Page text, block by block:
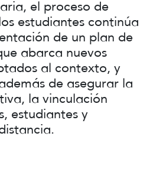
el proceso de
estudiantes continúa
de un plan de
abarca nuevos
al contexto, y
de asegurar la
la vinculación
estudiantes y